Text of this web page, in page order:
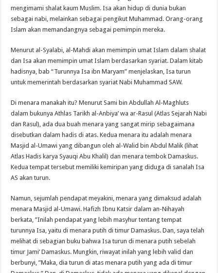
mengimami shalat kaum Muslim. Isa akan hidup di dunia bukan
sebagai nabi, melainkan sebagai pengikut Muhammad. Orang-orang
Islam akan memandangnya sebagai pemimpin mereka.
Menurut al-Syalabi, al-Mahdi akan memimpin umat Islam dalam shalat
dan Isa akan memimpin umat Islam berdasarkan syariat. Dalam kitab
hadisnya, bab “Turunnya Isa ibn Maryam” menjelaskan, Isa turun
untuk memerintah berdasarkan syariat Nabi Muhammad SAW.
Di menara manakah itu? Menurut Sami bin Abdullah Al-Maghluts
dalam bukunya Athlas Tarikh al-Anbiya’ wa ar-Rasul (Atlas Sejarah Nabi
dan Rasul), ada dua buah menara yang sangat mirip sebagaimana
disebutkan dalam hadis di atas. Kedua menara itu adalah menara
Masjid al-Umawi yang dibangun oleh al-Walid bin Abdul Malik (lihat
Atlas Hadis karya Syauqi Abu Khalil) dan menara tembok Damaskus.
Kedua tempat tersebut memiliki kemiripan yang diduga di sanalah Isa
AS akan turun.
Namun, sejumlah pendapat meyakini, menara yang dimaksud adalah
menara Masjid al-Umawi. Hafizh Ibnu Katsir dalam an-Nihayah
berkata, ”Inilah pendapat yang lebih masyhur tentang tempat
turunnya Isa, yaitu di menara putih di timur Damaskus. Dan, saya telah
melihat di sebagian buku bahwa Isa turun di menara putih sebelah
timur Jami’ Damaskus. Mungkin, riwayat inilah yang lebih valid dan
berbunyi, ”Maka, dia turun di atas menara putih yang ada di timur